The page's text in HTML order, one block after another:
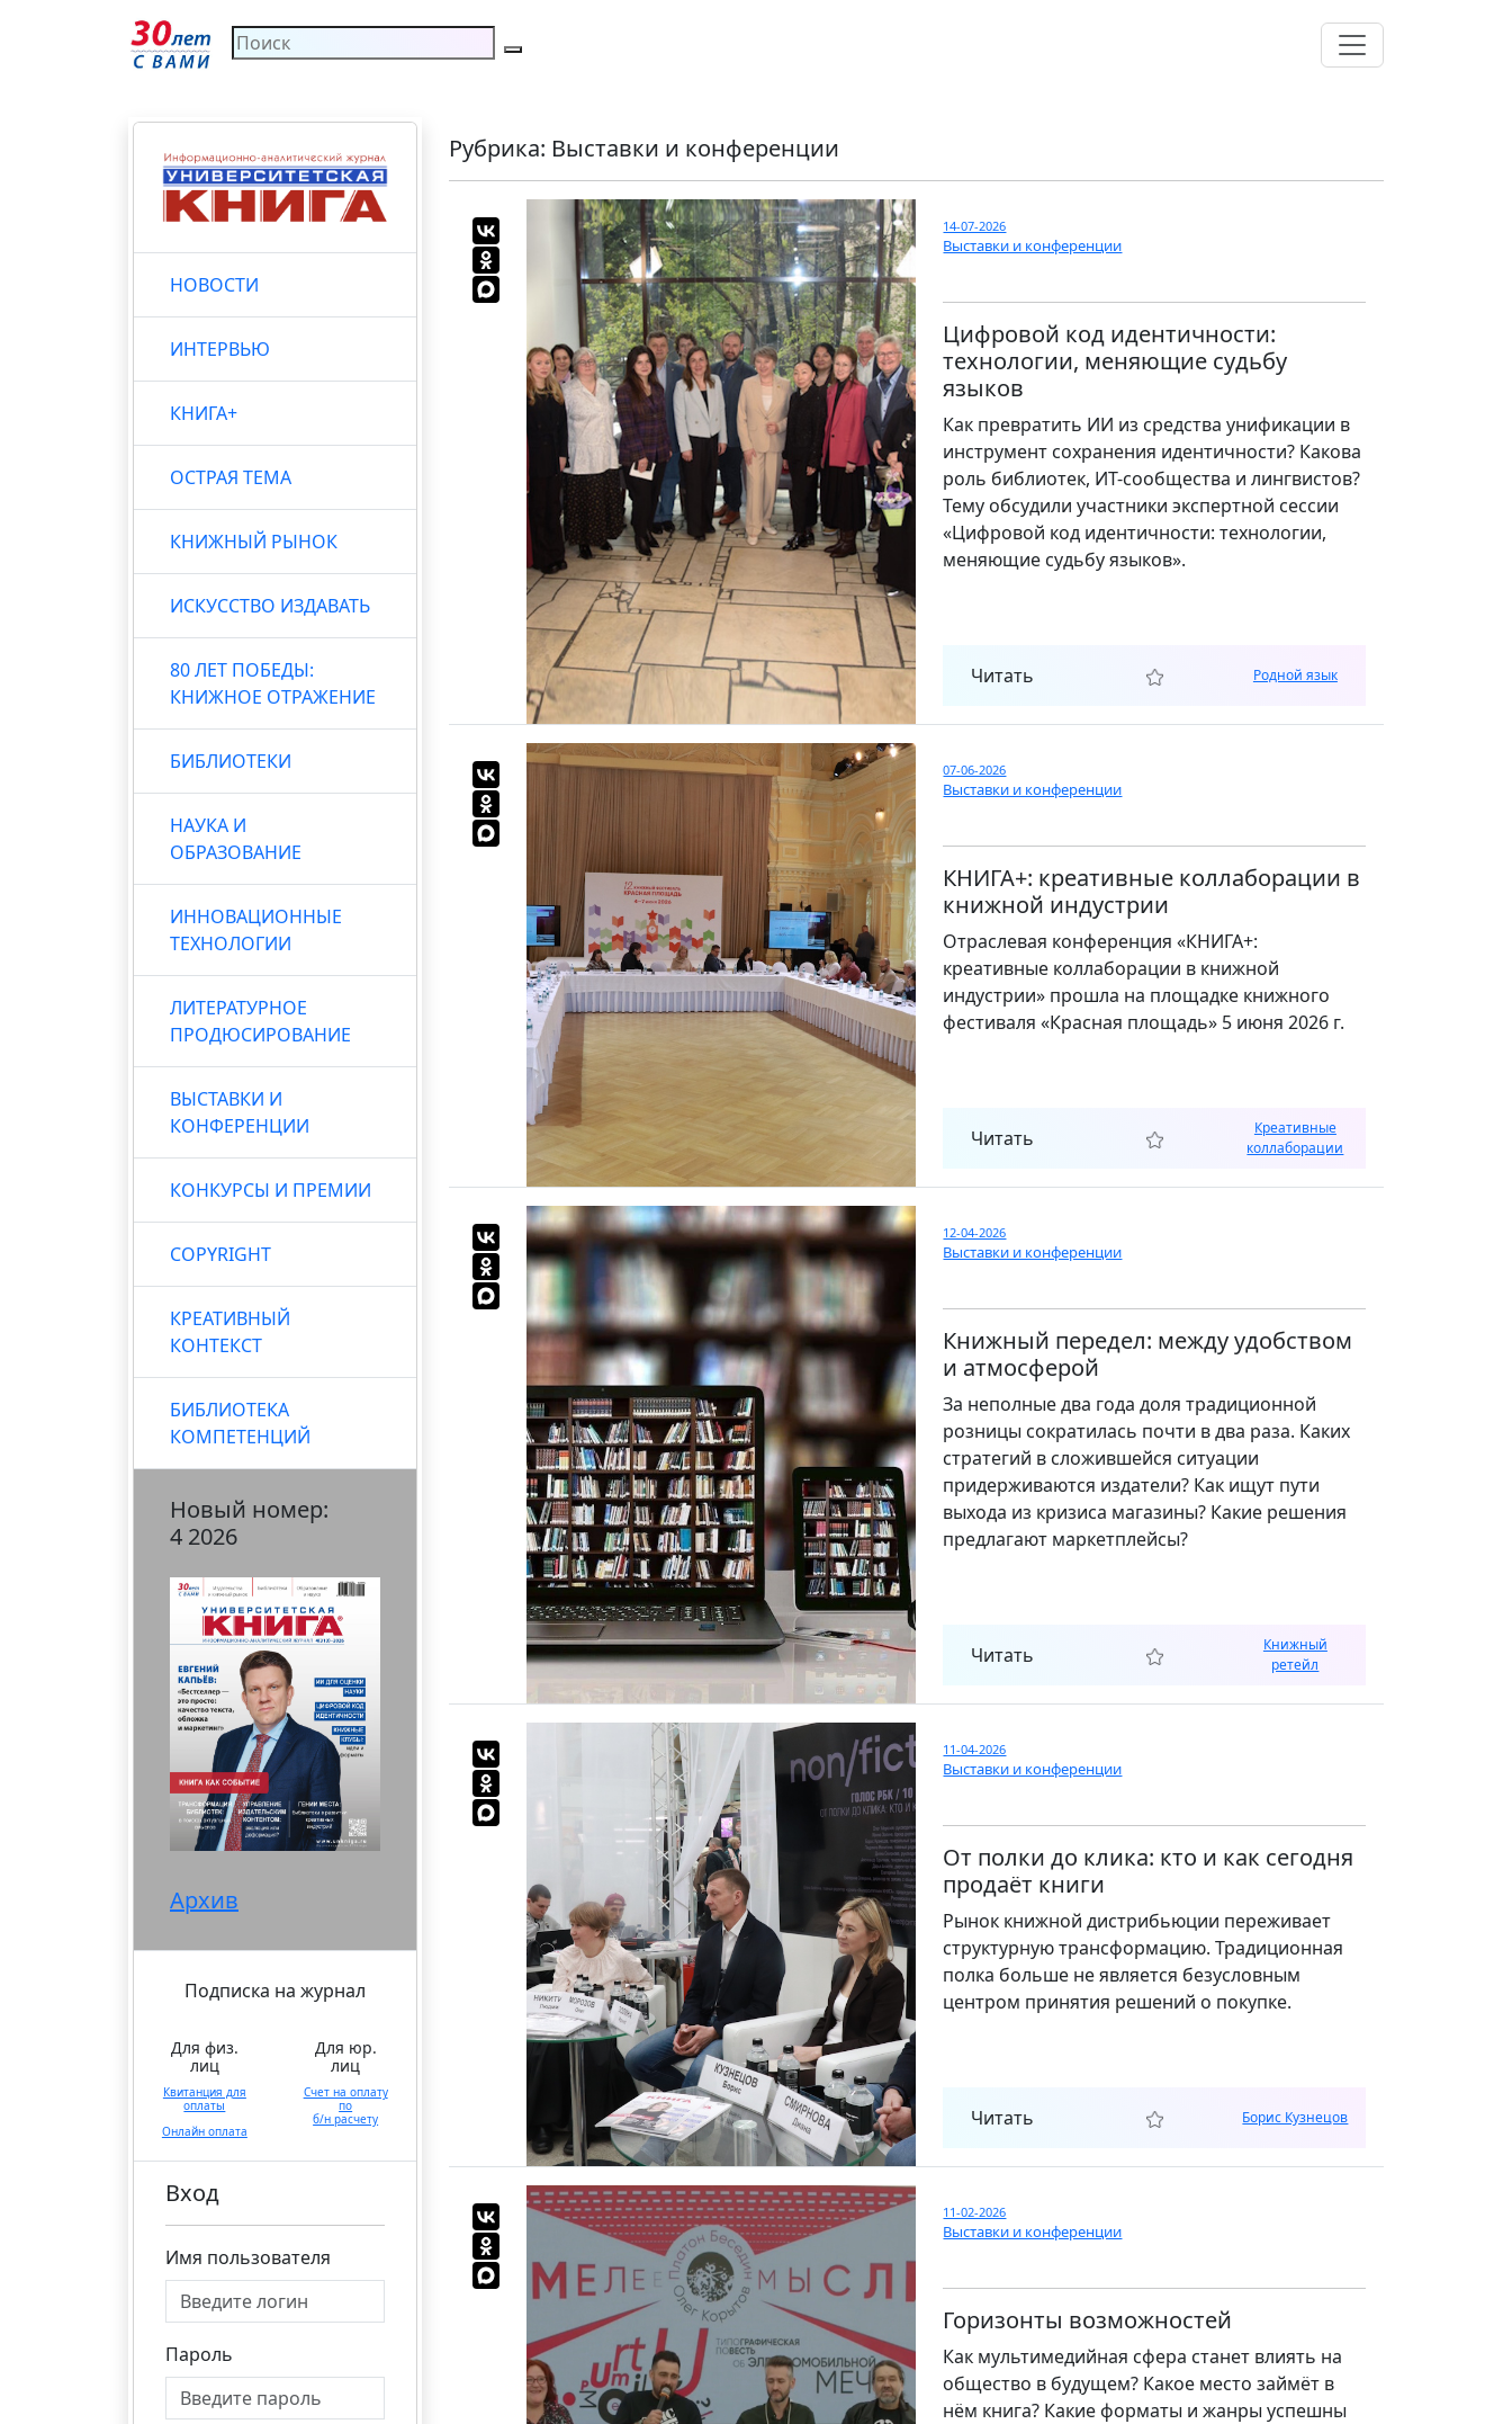
НОВОСТИ
ИНТЕРВЬЮ
КНИГА+
ОСТРАЯ ТЕМА
КНИЖНЫЙ РЫНОК
ИСКУССТВО ИЗДАВАТЬ
80 ЛЕТ ПОБЕДЫ:
КНИЖНОЕ ОТРАЖЕНИЕ
БИБЛИОТЕКИ
НАУКА И
ОБРАЗОВАНИЕ
ИННОВАЦИОННЫЕ
ТЕХНОЛОГИИ
ЛИТЕРАТУРНОЕ
ПРОДЮСИРОВАНИЕ
ВЫСТАВКИ И
КОНФЕРЕНЦИИ
КОНКУРСЫ И ПРЕМИИ
COPYRIGHT
КРЕАТИВНЫЙ
КОНТЕКСТ
БИБЛИОТЕКА
КОМПЕТЕНЦИЙ
Новый номер:
4 2026
Архив
Подписка на журнал
Для физ.
лиц
Квитанция для
оплаты
Онлайн оплата
Для юр.
лиц
Счет на оплату
по
б/н расчету
Вход
Имя пользователя
Пароль
Рубрика: Выставки и конференции
14-07-2026
Выставки и конференции
Цифровой код идентичности:
технологии, меняющие судьбу
языков
Как превратить ИИ из средства унификации в
инструмент сохранения идентичности? Какова
роль библиотек, ИT-сообщества и лингвистов?
Тему обсудили участники экспертной сессии
«Цифровой код идентичности: технологии,
меняющие судьбу языков».
Читать Родной язык
07-06-2026
Выставки и конференции
КНИГА+: креативные коллаборации в
книжной индустрии
Отраслевая конференция «КНИГА+:
креативные коллаборации в книжной
индустрии» прошла на площадке книжного
фестиваля «Красная площадь» 5 июня 2026 г.
Читать
Креативные
коллаборации
12-04-2026
Выставки и конференции
Книжный передел: между удобством
и атмосферой
За неполные два года доля традиционной
розницы сократилась почти в два раза. Каких
стратегий в сложившейся ситуации
придерживаются издатели? Как ищут пути
выхода из кризиса магазины? Какие решения
предлагают маркетплейсы?
Читать
Книжный
ретейл
11-04-2026
Выставки и конференции
От полки до клика: кто и как сегодня
продаёт книги
Рынок книжной дистрибьюции переживает
структурную трансформацию. Традиционная
полка больше не является безусловным
центром принятия решений о покупке.
Читать Борис Кузнецов
11-02-2026
Выставки и конференции
Горизонты возможностей
Как мультимедийная сфера станет влиять на
общество в будущем? Какое место займёт в
нём книга? Какие форматы и жанры успешны